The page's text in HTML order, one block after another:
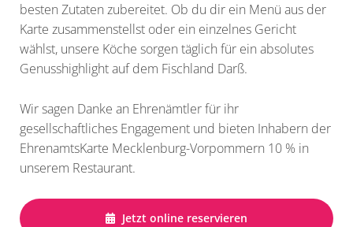
besten Zutaten zubereitet. Ob du dir ein Menü aus der
Karte zusammenstellst oder ein einzelnes Gericht
wählst, unsere Köche sorgen täglich für ein absolutes
Genusshighlight auf dem Fischland Darß.
Wir sagen Danke an Ehrenämtler für ihr
gesellschaftliches Engagement und bieten Inhabern der
EhrenamtsKarte Mecklenburg-Vorpommern 10 % in
unserem Restaurant.
Jetzt online reservieren